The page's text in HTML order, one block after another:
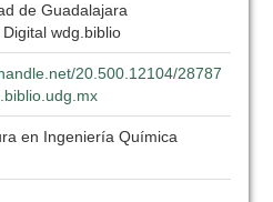
de Guadalajara
wdg.biblio
20.500.12104/28787
en Ingeniería Química